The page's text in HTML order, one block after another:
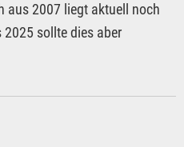
aus 2007 liegt aktuell noch
sollte dies aber